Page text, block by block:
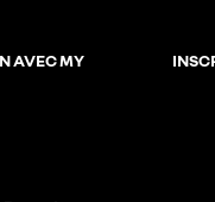
AVEC MY